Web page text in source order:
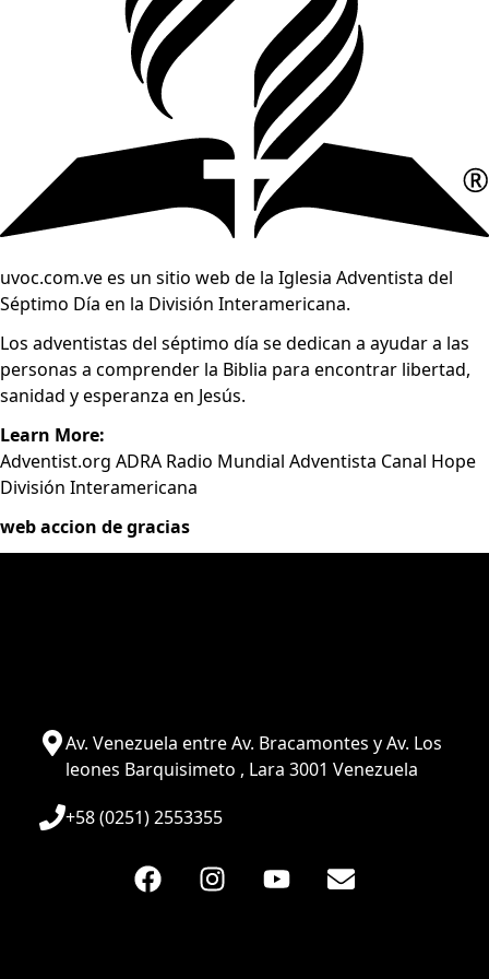
uvoc.com.ve es un sitio web de la Iglesia Adventista del
Séptimo Día en la División Interamericana.
Los adventistas del séptimo día se dedican a ayudar a las
personas a comprender la Biblia para encontrar libertad,
sanidad y esperanza en Jesús.
Learn More:
Adventist.org ADRA Radio Mundial Adventista Canal Hope
División Interamericana
web accion de gracias
Av. Venezuela entre Av. Bracamontes y Av. Los
leones Barquisimeto , Lara 3001 Venezuela
+58 (0251) 2553355